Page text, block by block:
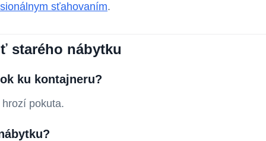
sťahovaním.
starého nábytku
ku kontajneru?
pokuta.